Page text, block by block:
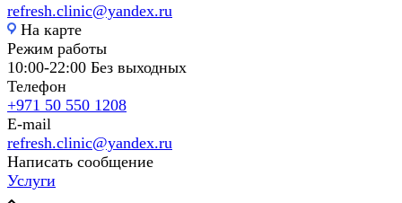
refresh.clinic@yandex.ru
На карте
Режим работы
10:00-22:00 Без выходных
Телефон
+971 50 550 1208
E-mail
refresh.clinic@yandex.ru
Написать сообщение
Услуги